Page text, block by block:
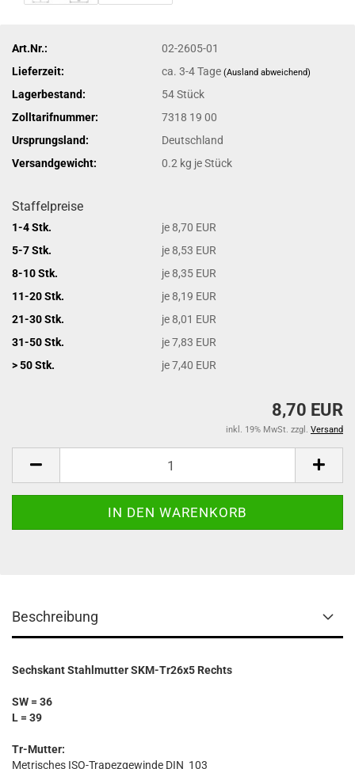
Art.Nr.:
02-2605-01
Lieferzeit:
ca. 3-4 Tage(Ausland abweichend)
Lagerbestand: 54Stück
Zolltarifnummer:
7318 19 00
Ursprungsland:
Deutschland
Versandgewicht:
0.2 kg je Stück
Staffelpreise
1-4 Stk.
je 8,70 EUR
5-7 Stk.
je 8,53 EUR
8-10 Stk.
je 8,35 EUR
11-20 Stk.
je 8,19 EUR
21-30 Stk.
je 8,01 EUR
31-50 Stk.
je 7,83 EUR
> 50 Stk.
je 7,40 EUR
8,70 EUR
inkl. 19% MwSt. zzgl. Versand
Beschreibung
Sechskant Stahlmutter SKM-Tr26x5 Rechts
SW = 36
L = 39
Tr-Mutter:
Metrisches ISO-Trapezgewinde DIN 103